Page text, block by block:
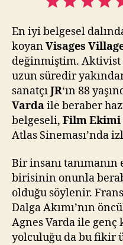
En iyi belgesel
koyanVisages
değinmiştim. Aktivist
uzun süredir
sanatçıJR‘ın 88
Vardaile beraber
belgeseli, Film Ekimi
Atlas Sineması’nda
Bir insanı
birisinin onunla
olduğu söylenir.
Dalga Akımı’nın
Agnes Varda ile genç
yolculuğu da bu fikir